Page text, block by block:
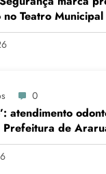
no Teatro Municipal
0
atendimento
de
de famílias